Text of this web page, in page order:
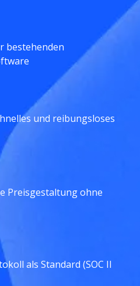
bestehenden
und reibungsloses
Preisgestaltung ohne
als Standard (SOC II